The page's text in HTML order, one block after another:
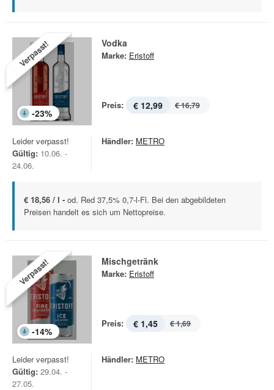
Verpasst!
-23%
Vodka
Marke: Eristoff
Preis: € 12,99 € 16,79
Leider verpasst!
Gültig: 10.06. -
24.06.
Händler: METRO
€ 18,56 / l - od. Red 37,5% 0,7-l-Fl. Bei den abgebildeten
Preisen handelt es sich um Nettopreise.
Verpasst!
-14%
Mischgetränk
Marke: Eristoff
Preis: € 1,45 € 1,69
Leider verpasst!
Gültig: 29.04. -
27.05.
Händler: METRO